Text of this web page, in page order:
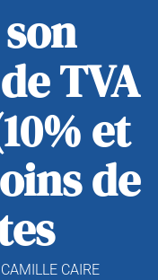
TVA
et
de
CAMILLE CAIRE